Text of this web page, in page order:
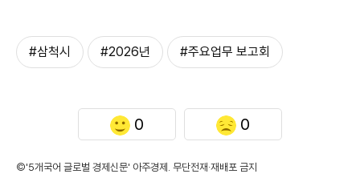
#삼척시 #2026년 #주요업무 보고회
0 0
©'5개국어 글로벌 경제신문' 아주경제. 무단전재·재배포 금지